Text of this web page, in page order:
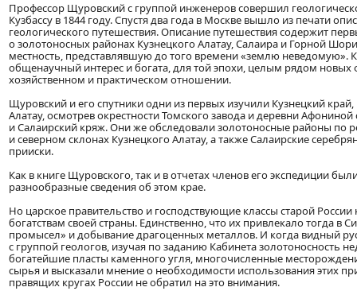
Профессор Щуровский с группой инженеров совершил
Кузбассу в 1844 году. Спустя два года в Москве вышло из печати
геологического путешествия. Описание путешествия содержит
о золотоносных районах Кузнецкого Алатау, Салаира и Горной
местность, представлявшую до того времени «землю неведомую».
общенаучный интерес и богата, для той эпохи, целым рядом новых
хозяйственном и практическом отношении.
Щуровский и его спутники одни из первых изучили Кузнецкий край,
Алатау, осмотрев окрестности Томского завода и деревни
и Салаирский кряж. Они же обследовали золотоносные районы по
и северном склонах Кузнецкого Алатау, а также Салаирские
прииски.
Как в книге Щуровского, так и в отчетах членов его экспедиции
разнообразные сведения об этом крае.
Но царское правительство и господствующие классы старой России
богатствам своей страны. Единственно, что их привлекало тогда в
промысел» и добывание драгоценных металлов. И когда видный
с группой геологов, изучая по заданию Кабинета золотоносность
богатейшие пласты каменного угля, многочисленные
сырья и высказали мнение о необходимости использования этих
правящих кругах России не обратил на это внимания.